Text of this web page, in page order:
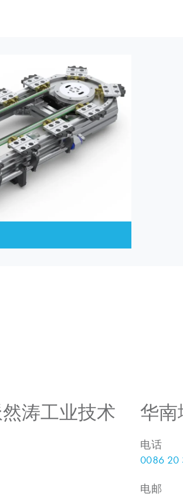
然涛工业技术 华南
电话
0086 20
电邮